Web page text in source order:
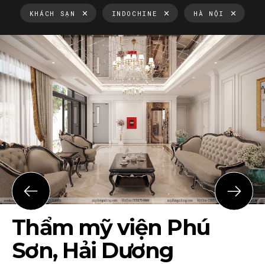
Thông tin luôn cập nhật
Xu hướng thiết kế nội thất mới nhất tại Việt Nam và trên thế
giới
Họ tên
Email*
KHÁCH SẠN INDOCHINE HÀ NỘI
Thẩm mỹ viện Phú
Sơn, Hải Dương